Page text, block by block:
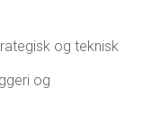
og teknisk
og